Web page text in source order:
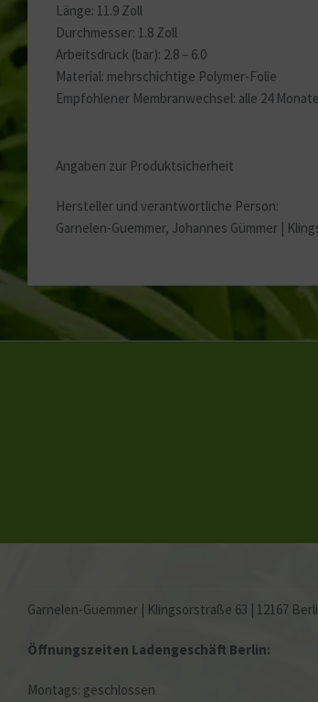
Länge: 11.9 Zoll
Durchmesser: 1.8 Zoll
Arbeitsdruck (bar): 2.8 – 6.0
Material: mehrschichtige Polymer-Folie
Empfohlener Membranwechsel: alle 24 Monate
Angaben zur Produktsicherheit
Hersteller und verantwortliche Person:
Garnelen-Guemmer, Johannes Gümmer |
Garnelen-Guemmer | Klingsorstraße 63 | 12167
Öffnungszeiten Ladengeschäft Berlin:
Montags: geschlossen